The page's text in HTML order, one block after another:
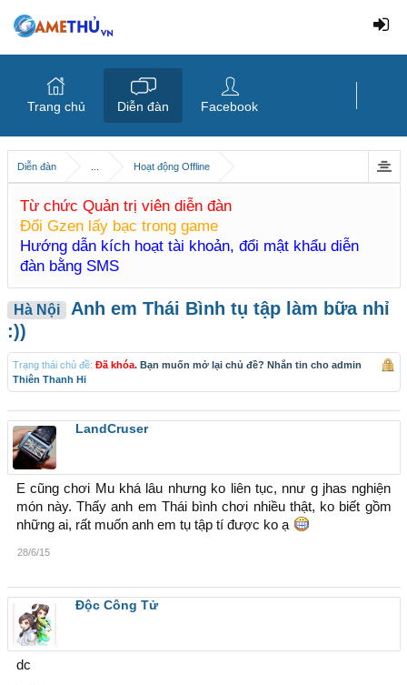
Diễn đàn Hoạt động Offline
Từ chức Quản trị viên diễn đàn
Đổi Gzen lấy bạc trong game
Hướng dẫn kích hoạt tài khoản, đổi mật khẩu diễn
đàn bằng SMS
Hà Nội Anh em Thái Bình tụ tập làm bữa nhỉ
:))
Trạng thái chủ đề: Đã khóa. Bạn muốn mở lại chủ đề? Nhắn tin cho admin
Thiên Thanh Hi
LandCruser
E cũng chơi Mu khá lâu nhưng ko liên tục, nnư g jhas nghiện
món này. Thấy anh em Thái bình chơi nhiều thật, ko biết gồm
những ai, rất muốn anh em tụ tập tí được ko ạ
28/6/15
Độc Công Tử
dc
Trang chủ Diễn đàn Facebook